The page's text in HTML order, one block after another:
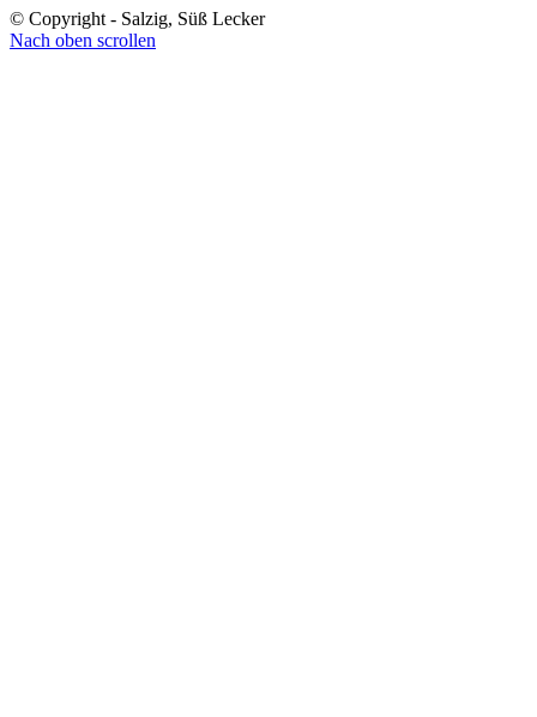
© Copyright - Salzig, Süß Lecker
Nach oben scrollen